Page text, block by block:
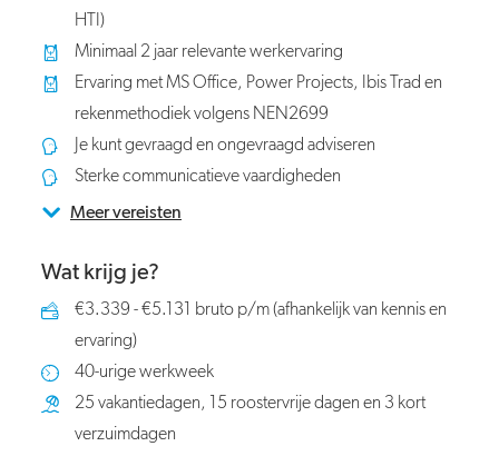
HTI)
Minimaal 2 jaar relevante werkervaring
Ervaring met MS Office, Power Projects, Ibis Trad en
rekenmethodiek volgens NEN2699
Je kunt gevraagd en ongevraagd adviseren
Sterke communicatieve vaardigheden
Meer vereisten
Wat krijg je?
€3.339 - €5.131 bruto p/m (afhankelijk van kennis en
ervaring)
40-urige werkweek
25 vakantiedagen, 15 roostervrije dagen en 3 kort
verzuimdagen